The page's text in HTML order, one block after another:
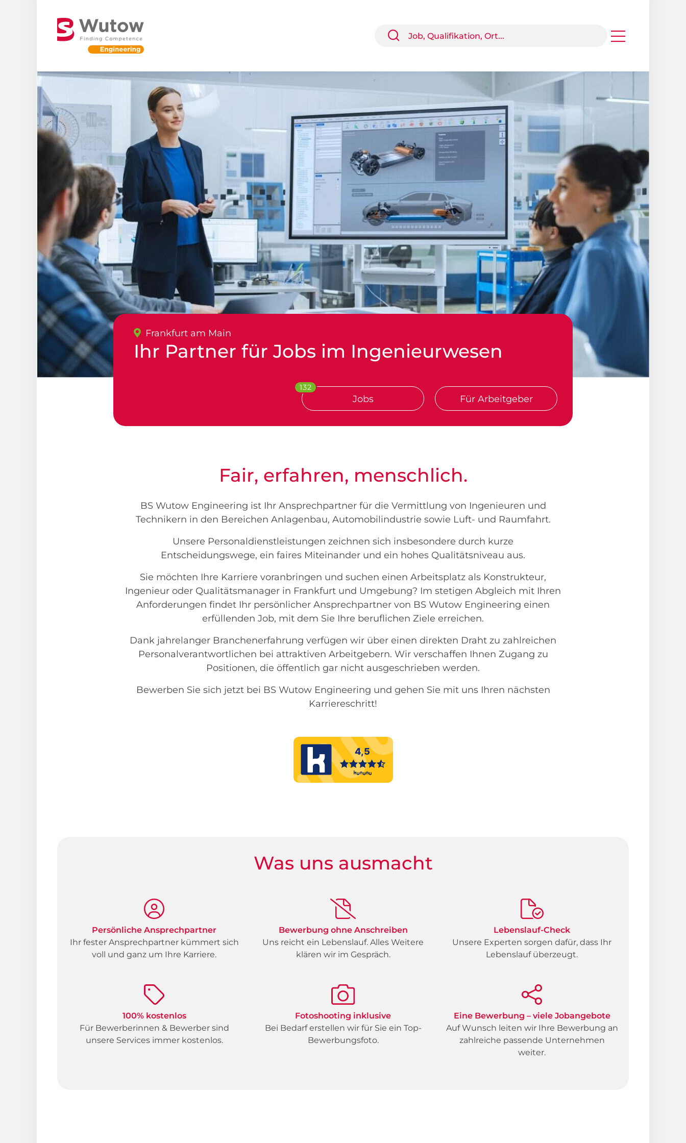
Frankfurt am Main
Ihr Partner für Jobs im Ingenieurwesen
132
Jobs Für Arbeitgeber
Fair, erfahren, menschlich.
BS Wutow Engineering ist Ihr Ansprechpartner für die Vermittlung von Ingenieuren und
Technikern in den Bereichen Anlagenbau, Automobilindustrie sowie Luft- und Raumfahrt.
Unsere Personaldienstleistungen zeichnen sich insbesondere durch kurze
Entscheidungswege, ein faires Miteinander und ein hohes Qualitätsniveau aus.
Sie möchten Ihre Karriere voranbringen und suchen einen Arbeitsplatz als Konstrukteur,
Ingenieur oder Qualitätsmanager in Frankfurt und Umgebung? Im stetigen Abgleich mit Ihren
Anforderungen findet Ihr persönlicher Ansprechpartner von BS Wutow Engineering einen
erfüllenden Job, mit dem Sie Ihre beruflichen Ziele erreichen.
Dank jahrelanger Branchenerfahrung verfügen wir über einen direkten Draht zu zahlreichen
Personalverantwortlichen bei attraktiven Arbeitgebern. Wir verschaffen Ihnen Zugang zu
Positionen, die öffentlich gar nicht ausgeschrieben werden.
Bewerben Sie sich jetzt bei BS Wutow Engineering und gehen Sie mit uns Ihren nächsten
Karriereschritt!
Was uns ausmacht
Persönliche Ansprechpartner
Ihr fester Ansprechpartner kümmert sich
voll und ganz um Ihre Karriere.
Bewerbung ohne Anschreiben
Uns reicht ein Lebenslauf. Alles Weitere
klären wir im Gespräch.
Lebenslauf-Check
Unsere Experten sorgen dafür, dass Ihr
Lebenslauf überzeugt.
100% kostenlos
Für Bewerberinnen & Bewerber sind
unsere Services immer kostenlos.
Fotoshooting inklusive
Bei Bedarf erstellen wir für Sie ein Top-
Bewerbungsfoto.
Eine Bewerbung – viele Jobangebote
Auf Wunsch leiten wir Ihre Bewerbung an
zahlreiche passende Unternehmen
weiter.